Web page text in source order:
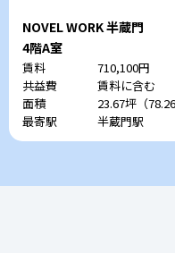
NOVEL WORK 半蔵門
4階A室
賃料
710,100円
共益費
賃料に含む
面積
23.67坪（
最寄駅
半蔵門駅